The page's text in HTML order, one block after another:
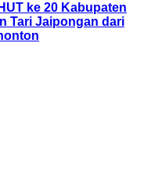
ke 20 Kabupaten
Tari Jaipongan dari